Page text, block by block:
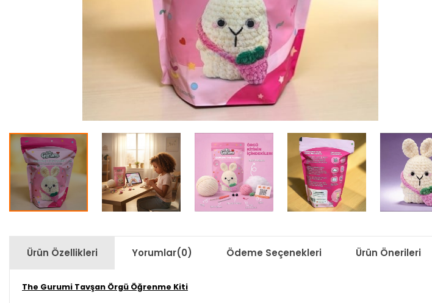
Ürün Özellikleri Yorumlar(0) Ödeme Seçenekleri Ürün Önerileri
The Gurumi Tavşan Örgü Öğrenme Kiti